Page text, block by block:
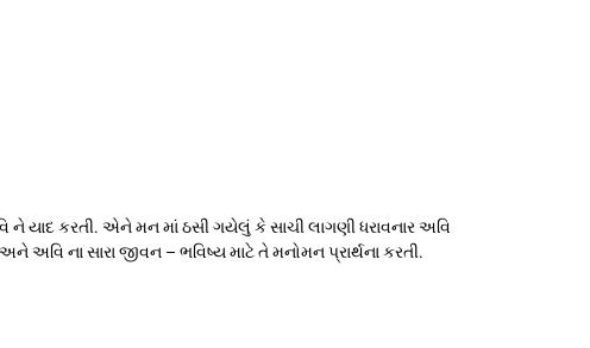
યાદ કરતી. એને મન માં ઠસી ગયેલું કે સાચી લાગણી ધરાવનાર અવિ
અવિ ના સારા જીવન – ભવિષ્ય માટે તે મનોમન પ્રાર્થના કરતી.